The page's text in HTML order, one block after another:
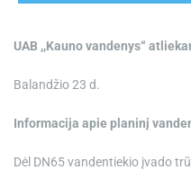
UAB ,,Kauno vandenys“
Balandžio 23 d.
Informacija apie planinį
Dėl DN65 vandentiekio įvado